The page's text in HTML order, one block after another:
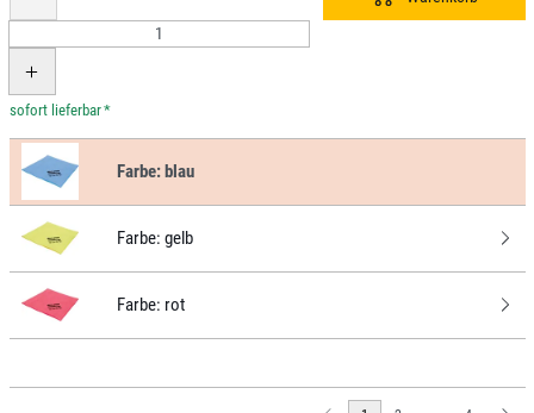
*
Farbe:blau
Farbe: gelb
Farbe: rot